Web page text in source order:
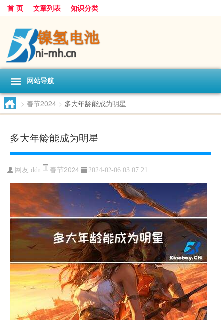
首 页 文章列表 知识分类
网站导航
> 春节2024 > 多大年龄能成为明星
多大年龄能成为明星
网友:ddn 春节2024 2024-02-06 03:07:21